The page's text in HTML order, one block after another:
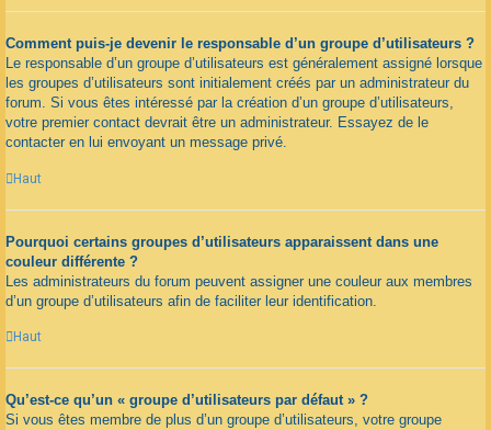
Comment puis-je devenir le responsable d’un groupe d’utilisateurs ?
Le responsable d’un groupe d’utilisateurs est généralement assigné lorsque
les groupes d’utilisateurs sont initialement créés par un administrateur du
forum. Si vous êtes intéressé par la création d’un groupe d’utilisateurs,
votre premier contact devrait être un administrateur. Essayez de le
contacter en lui envoyant un message privé.
Haut
Pourquoi certains groupes d’utilisateurs apparaissent dans une
couleur différente ?
Les administrateurs du forum peuvent assigner une couleur aux membres
d’un groupe d’utilisateurs afin de faciliter leur identification.
Haut
Qu’est-ce qu’un « groupe d’utilisateurs par défaut » ?
Si vous êtes membre de plus d’un groupe d’utilisateurs, votre groupe